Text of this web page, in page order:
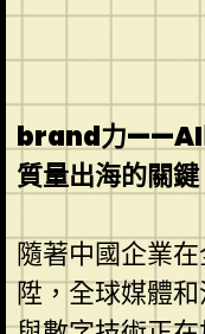
brand力——AI
質量出海的關鍵
隨著中國企業
陞，全球媒體